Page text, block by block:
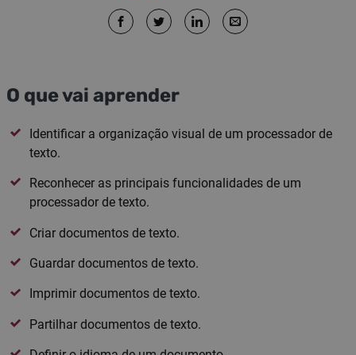
O que vai aprender
Identificar a organização visual de um processador de
texto.
Reconhecer as principais funcionalidades de um
processador de texto.
Criar documentos de texto.
Guardar documentos de texto.
Imprimir documentos de texto.
Partilhar documentos de texto.